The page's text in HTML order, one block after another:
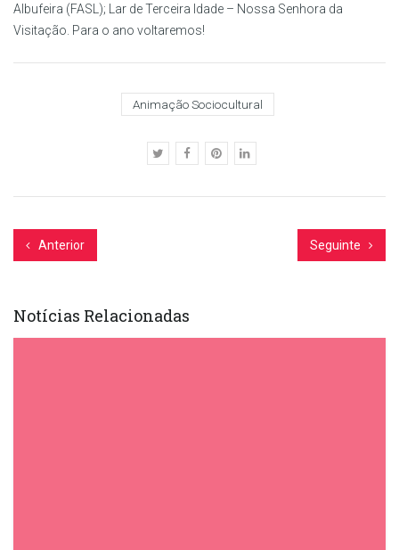
Albufeira (FASL); Lar de Terceira Idade – Nossa Senhora da
Visitação. Para o ano voltaremos!
Animação Sociocultural
Anterior Seguinte
Notícias Relacionadas